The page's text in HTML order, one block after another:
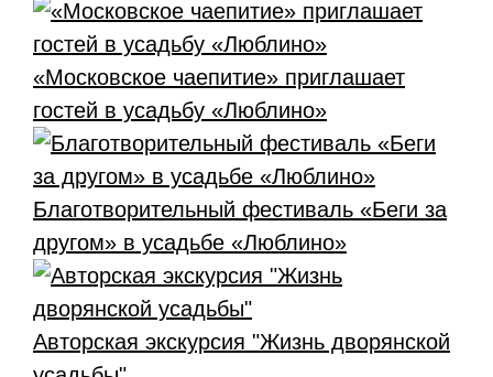
«Московское чаепитие» приглашает
гостей в усадьбу «Люблино»
Благотворительный фестиваль «Беги за
другом» в усадьбе «Люблино»
Авторская экскурсия "Жизнь дворянской